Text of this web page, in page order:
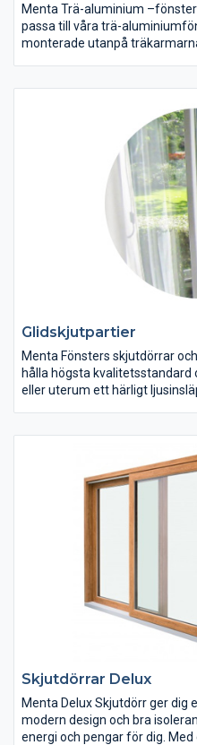
Menta Trä-aluminium
passa till våra trä-
monterade utanpå
villa-, uterum eller
Glidskjutpartier
Menta Fönsters skjutdörrar
hålla högsta kvalitetsstandard
eller uterum ett härligt
anpassa våra glasskjutdörrar
just din smak och dina
Skjutdörrar Delux
Menta Delux Skjutdörr ger dig
modern design och bra
energi och pengar för dig. Med